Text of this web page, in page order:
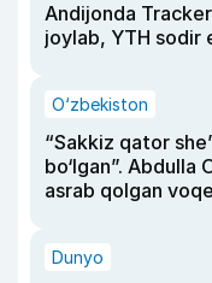
Andijonda
joylab, YTH sodir
O‘zbekiston
“Sakkiz qator
bo‘lgan”.
asrab qolgan
Dunyo